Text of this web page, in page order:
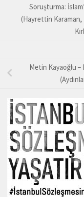
Soruşturma:
(Hayrettin Karaman,
Metin Kayaoğlu –